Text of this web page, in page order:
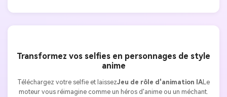
Transformez vos selfies en personnages de style
anime
Téléchargez votre selfie et laissezJeu de rôle d'animation IALe
moteur vous réimagine comme un héros d'anime ou un méchant.